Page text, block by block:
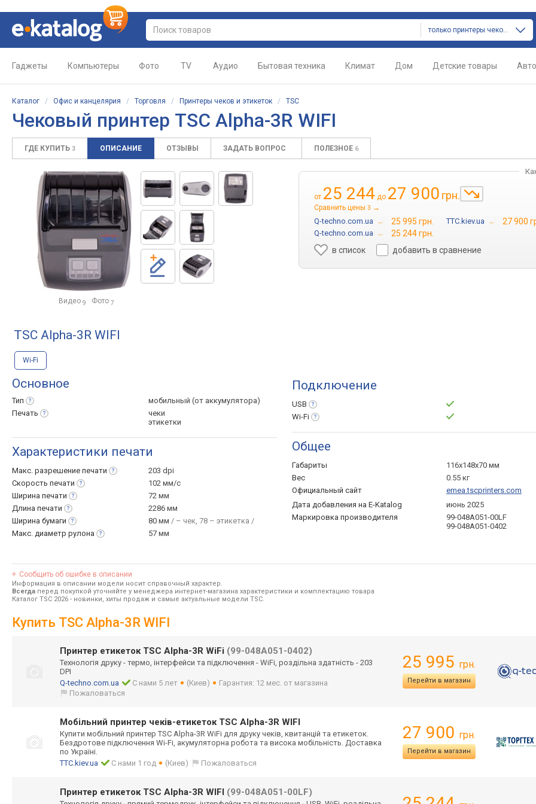
только принтеры чеков и этикеток
Гаджеты Компьютеры Фото TV Аудио Бытовая техника Климат Дом Детские товары Авто
Каталог / Офис и канцелярия / Торговля / Принтеры чеков и этикеток / TSC
Чековый принтер TSC Alpha-3R WIFI
ГДЕ КУПИТЬ 3 ОПИСАНИЕ ОТЗЫВЫ ЗАДАТЬ ВОПРОС ПОЛЕЗНОЕ 6
Видео 9 Фото 7
от 25 244 до 27 900 грн.
Сравнить цены 3 →
Q-techno.com.ua → 25 995 грн. TTC.kiev.ua → 27 900
Q-techno.com.ua →
25 244 грн.
в список
добавить в сравнение
TSC Alpha-3R WIFI
Wi-Fi
Основное
Тип
мобильный (от аккумулятора)
Печать
чеки
этикетки
Характеристики печати
Макс. разрешение печати
203 dpi
Скорость печати
102 мм/с
Ширина печати
72 мм
Длина печати
2286 мм
Ширина бумаги 80 мм / – чек, 78 – этикетка /
Макс. диаметр рулона 57 мм
Подключение
USB
Wi-Fi
Общее
Габариты
116x148x70 мм
Вес
0.55 кг
Официальный сайт
emea.tscprinters.com
Дата добавления на E-Katalog
июнь 2025
Маркировка производителя
99-048A051-00LF
99-048A051-0402
Сообщить об ошибке в описании
Информация в описании модели носит справочный характер.
Всегда перед покупкой уточняйте у менеджера интернет-магазина характеристики и комплектацию товара
Каталог TSC 2026 - новинки, хиты продаж и самые актуальные модели TSC.
Купить TSC Alpha-3R WIFI
Принтер етикеток TSC Alpha-3R WiFi (99-048A051-0402)
Технологія друку - термо, інтерфейси та підключення - WiFi, роздільна здатність - 203
DPI
Q-techno.com.ua
С нами 5 лет (Киев)
Гарантия: 12 мес. от магазина
Пожаловаться
25 995 грн.
Перейти в магазин
Мобільний принтер чеків-етикеток TSC Alpha-3R WIFI
Купити мобільний принтер TSC Alpha-3R WiFi для друку чеків, квитанцій та етикеток.
Бездротове підключення Wi-Fi, акумуляторна робота та висока мобільність. Доставка
по Україні.
TTC.kiev.ua
С нами 1 год (Киев) Пожаловаться
27 900 грн.
Перейти в магазин
Принтер етикеток TSC Alpha-3R WIFI (99-048A051-00LF)